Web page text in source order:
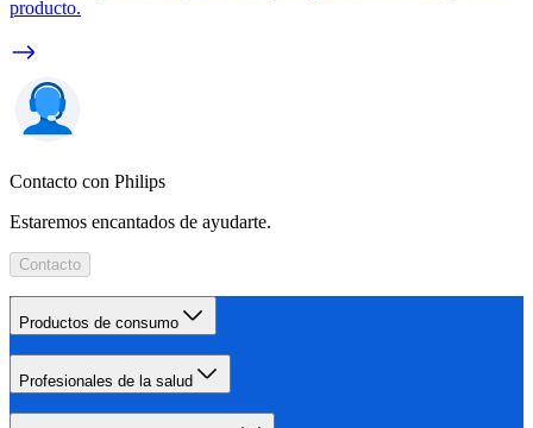
producto.
Contacto con Philips
Estaremos encantados de ayudarte.
Contacto
Productos de consumo
Profesionales de la salud